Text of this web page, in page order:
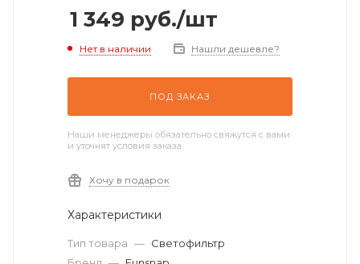
1 349 руб./шт
Нет в наличии Нашли дешевле?
ПОД ЗАКАЗ
Наши менеджеры обязательно свяжутся с вами
и уточнят условия заказа
Хочу в подарок
Характеристики
Тип товара — Светофильтр